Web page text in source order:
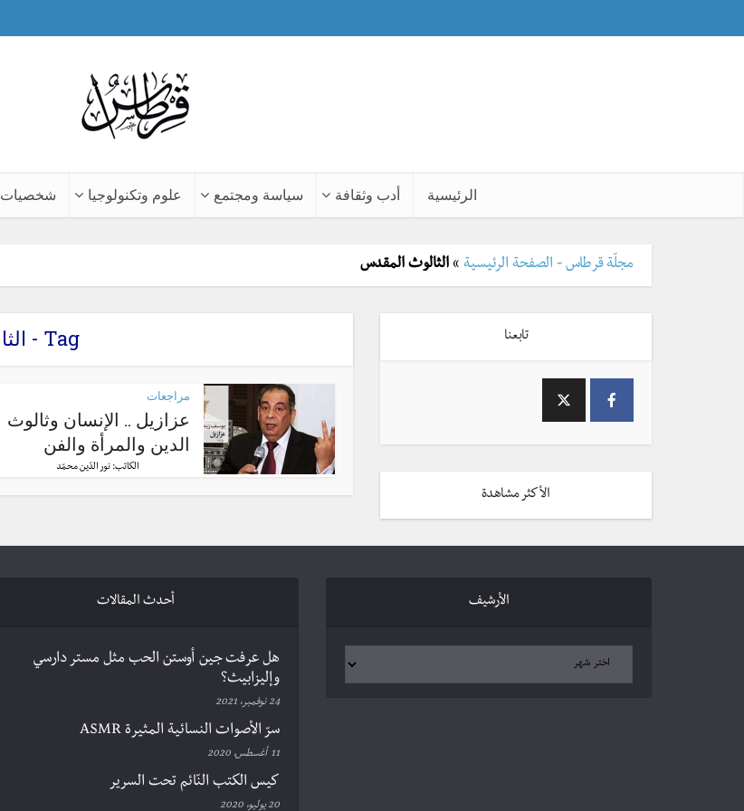
الرئيسية أدب وثقافة سياسة ومجتمع علوم وتكنولوجيا شخصيات
مجلّة قرطاس - الصفحة الرئيسية » الثالوث المقدس
Tag - الثالوث المقدس
مراجعات
عزازيل .. الإنسان وثالوث
الدين والمرأة والفن
الكاتب:نور الدّين محمّد
تابعنا
الأكثر مشاهدة
أحدث المقالات
هل عرفت جين أوستن الحب مثل مستر دارسي
وإليزابيث؟
24 نوفمبر، 2021
سرّ الأصوات النسائية المثيرة ASMR
11 أغسطس، 2020
كيس الكتب النّائم تحت السرير
20 يوليو، 2020
الأرشيف